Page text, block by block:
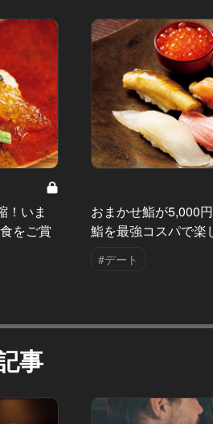
！いま
をご賞
おまかせ鮨が5,000
鮨を最強コスパで楽
#デート
事